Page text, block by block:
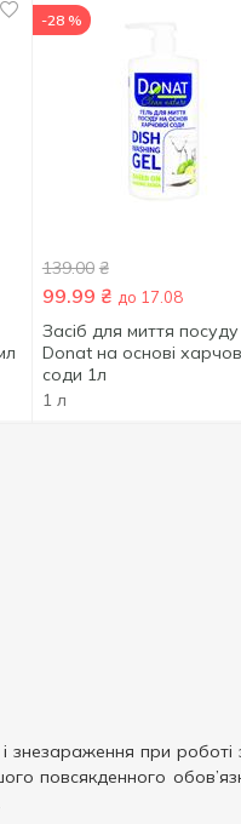
-28 %
139.00 ₴
99.99 ₴ до 17.08
Засіб для миття посуду
Donat на основі
соди 1л
1 л
знезараження при
повсякденного